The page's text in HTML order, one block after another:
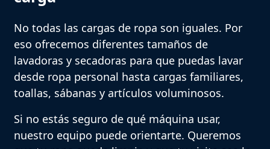
No todas las cargas de ropa son iguales. Por
eso ofrecemos diferentes tamaños de
lavadoras y secadoras para que puedas lavar
desde ropa personal hasta cargas familiares,
toallas, sábanas y artículos voluminosos.
Si no estás seguro de qué máquina usar,
nuestro equipo puede orientarte. Queremos